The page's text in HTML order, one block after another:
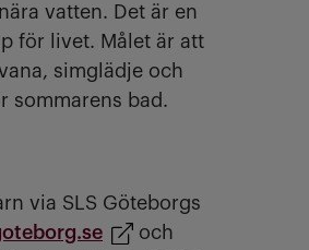
vatten. Det är en
för livet. Målet är att
simglädje och
sommarens bad.
via SLS Göteborgs
och